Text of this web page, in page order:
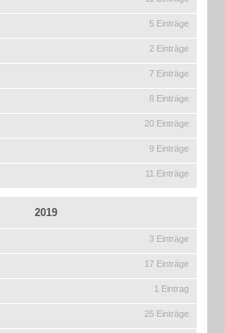
5 Einträge
2 Einträge
7 Einträge
8 Einträge
20 Einträge
9 Einträge
11 Einträge
2019
3 Einträge
17 Einträge
1 Eintrag
25 Einträge